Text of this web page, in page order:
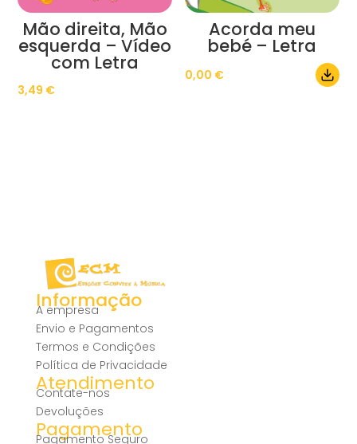
Mão direita, Mão
esquerda – Vídeo
com Letra
3,49 €
Acorda meu
bebé – Letra
0,00 €
Informação
A empresa
Envio e Pagamentos
Termos e Condições
Política de Privacidade
Atendimento
Contate-nos
Devoluções
Pagamento
Pagamento Seguro